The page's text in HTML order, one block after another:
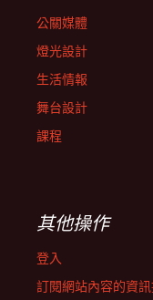
公關媒體
燈光設計
生活情報
舞台設計
課程
其他操作
登入
訂閱網站內容的資